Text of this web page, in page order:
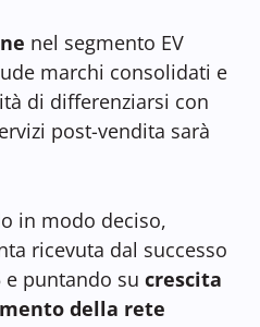
nel segmento EV
marchi consolidati e
di differenziarsi con
post-vendita sarà
in modo deciso,
ricevuta dal successo
puntando su crescita
della rete